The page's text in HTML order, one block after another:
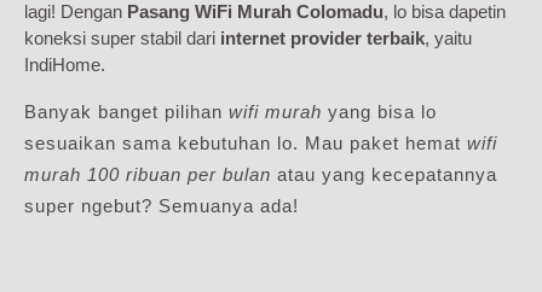
lagi! Dengan Pasang WiFi Murah Colomadu, lo bisa dapetin
koneksi super stabil dari internet provider terbaik, yaitu
IndiHome.
Banyak banget pilihan wifi murah yang bisa lo
sesuaikan sama kebutuhan lo. Mau paket hemat wifi
murah 100 ribuan per bulan atau yang kecepatannya
super ngebut? Semuanya ada!